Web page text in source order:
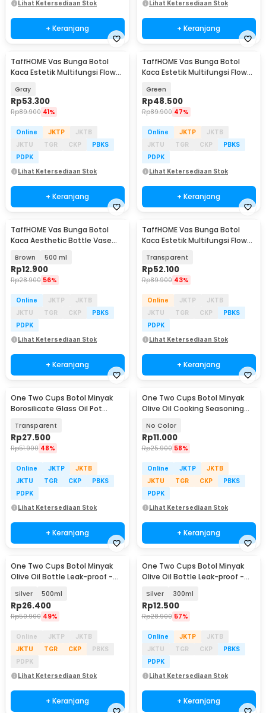
Lihat Ketersediaan Stok
+ Keranjang
Lihat Ketersediaan Stok
+ Keranjang
TaffHOME Vas Bunga Botol
Kaca Estetik Multifungsi Flower
Gray
Rp53.300
Rp89.900 41%
Online JKTP
JKTB
JKTU
TGR CKP
PBKS
PDPK
Lihat Ketersediaan Stok
+ Keranjang
TaffHOME Vas Bunga Botol
Kaca Estetik Multifungsi Flower
Green
Rp48.500
Rp89.900 47%
Online JKTP
JKTB
JKTU
TGR CKP
PBKS
PDPK
Lihat Ketersediaan Stok
+ Keranjang
TaffHOME Vas Bunga Botol
Kaca Aesthetic Bottle Vase
Brown 500 ml
Rp12.900
Rp28.900 56%
Online JKTP
JKTB
JKTU
TGR CKP
PBKS
PDPK
Lihat Ketersediaan Stok
+ Keranjang
TaffHOME Vas Bunga Botol
Kaca Estetik Multifungsi Flower
Transparent
Rp52.100
Rp89.900 43%
Online JKTP
JKTB
JKTU
TGR CKP
PBKS
PDPK
Lihat Ketersediaan Stok
+ Keranjang
One Two Cups Botol Minyak
Borosilicate Glass Oil Pot
Transparent
Rp27.500
Rp51.900 48%
Online JKTP
JKTB
JKTU
TGR CKP
PBKS
PDPK
Lihat Ketersediaan Stok
+ Keranjang
One Two Cups Botol Minyak
Olive Oil Cooking Seasoning
No Color
Rp11.000
Rp25.900 58%
Online JKTP
JKTB
JKTU
TGR CKP
PBKS
PDPK
Lihat Ketersediaan Stok
+ Keranjang
One Two Cups Botol Minyak
Olive Oil Bottle Leak-proof -
Silver 500ml
Rp26.400
Rp50.900 49%
Online JKTP
JKTB
JKTU
TGR CKP
PBKS
PDPK
Lihat Ketersediaan Stok
+ Keranjang
One Two Cups Botol Minyak
Olive Oil Bottle Leak-proof -
Silver 300ml
Rp12.500
Rp28.900 57%
Online JKTP
JKTB
JKTU
TGR CKP
PBKS
PDPK
Lihat Ketersediaan Stok
+ Keranjang